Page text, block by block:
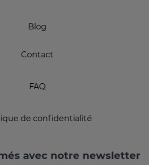
Blog
Contact
FAQ
de confidentialité
avec notre newsletter